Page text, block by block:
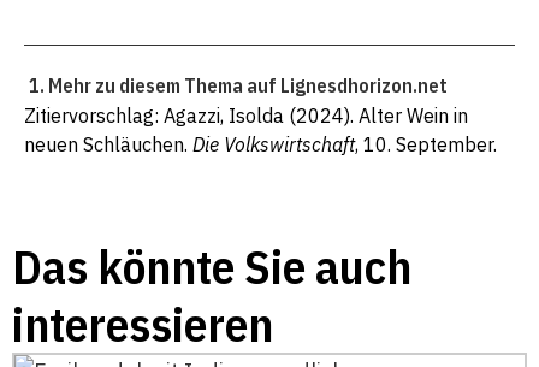
Mehr zu diesem Thema auf Lignesdhorizon.net
Zitiervorschlag: Agazzi, Isolda (2024). Alter Wein in
neuen Schläuchen. Die Volkswirtschaft, 10. September.
Das könnte Sie auch
interessieren